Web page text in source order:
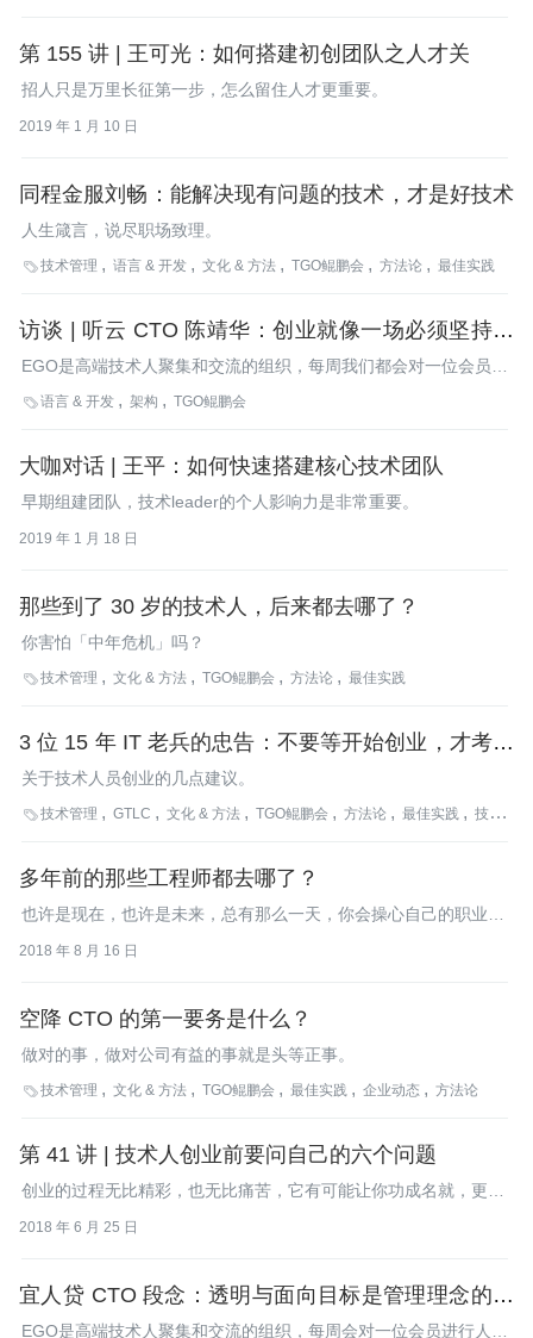
第 155 讲 | 王可光：如何搭建初创团队之人才关
招人只是万里长征第一步，怎么留住人才更重要。
2019 年 1 月 10 日
同程金服刘畅：能解决现有问题的技术，才是好技术
人生箴言，说尽职场致理。
技术管理 语言 & 开发 文化 & 方法 TGO鲲鹏会 方法论 最佳实践
访谈 | 听云 CTO 陈靖华：创业就像一场必须坚持到
底的长跑
EGO是高端技术人聚集和交流的组织，每周我们都会对一位会员进
行人物专访，在展示会员风采的同时，也分享会员们对技术、对工
语言 & 开发 架构 TGO鲲鹏会
大咖对话 | 王平：如何快速搭建核心技术团队
早期组建团队，技术leader的个人影响力是非常重要。
2019 年 1 月 18 日
那些到了 30 岁的技术人，后来都去哪了？
你害怕「中年危机」吗？
技术管理 文化 & 方法 TGO鲲鹏会 方法论 最佳实践
3 位 15 年 IT 老兵的忠告：不要等开始创业，才考虑
这几个问题
关于技术人员创业的几点建议。
技术管理 GTLC 文化 & 方法 TGO鲲鹏会 方法论 最佳实践 技术创业
多年前的那些工程师都去哪了？
也许是现在，也许是未来，总有那么一天，你会操心自己的职业发
展。当你抬起头来，眺望自己的职业道路的时候，也许这篇文章可
以给你一些指引。
2018 年 8 月 16 日
空降 CTO 的第一要务是什么？
做对的事，做对公司有益的事就是头等正事。
技术管理 文化 & 方法 TGO鲲鹏会 最佳实践 企业动态 方法论
第 41 讲 | 技术人创业前要问自己的六个问题
创业的过程无比精彩，也无比痛苦，它有可能让你功成名就，更有
可能让你一败涂地，因此创业前做好深入的思考和充分的准备是十
分有必要的。
2018 年 6 月 25 日
宜人贷 CTO 段念：透明与面向目标是管理理念的核
心
EGO是高端技术人聚集和交流的组织，每周会对一位会员进行人物